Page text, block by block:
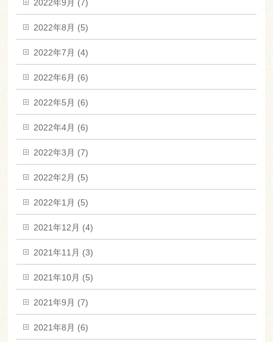
2022年9月 (7)
2022年8月 (5)
2022年7月 (4)
2022年6月 (6)
2022年5月 (6)
2022年4月 (6)
2022年3月 (7)
2022年2月 (5)
2022年1月 (5)
2021年12月 (4)
2021年11月 (3)
2021年10月 (5)
2021年9月 (7)
2021年8月 (6)